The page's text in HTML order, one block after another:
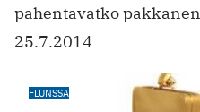
pahentavatko
25.7.2014
FLUNSSA